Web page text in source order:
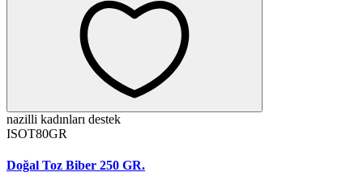
nazilli kadınları destek
ISOT80GR
Doğal Toz Biber 250 GR.